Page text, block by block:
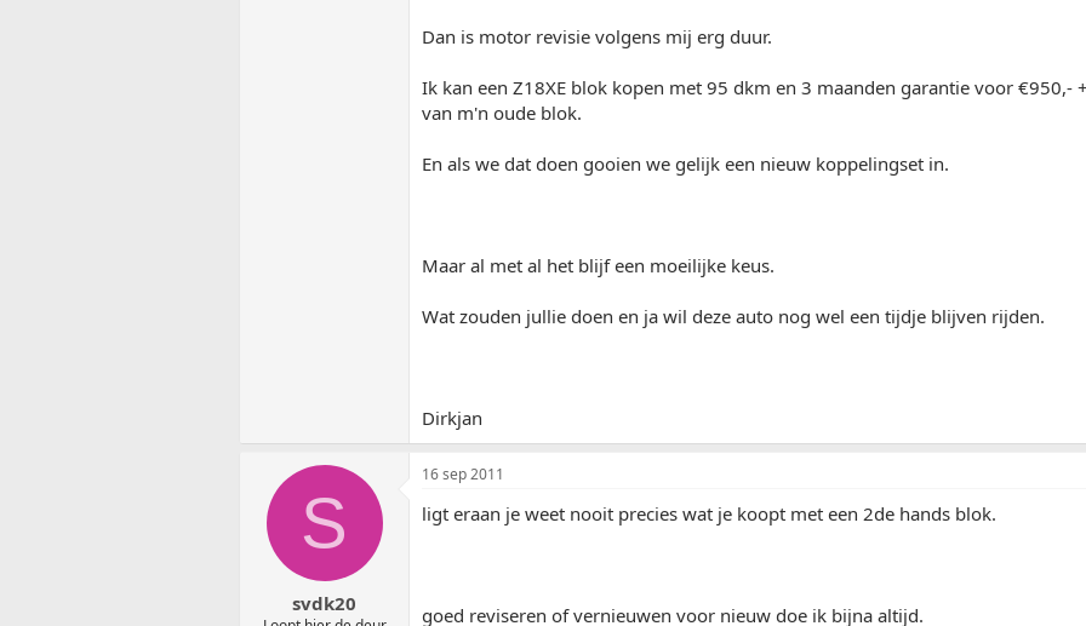
Dan is motor revisie volgens mij erg duur.
Ik kan een Z18XE blok kopen met 95 dkm en 3 maanden garantie voor €950,-
van m'n oude blok.
En als we dat doen gooien we gelijk een nieuw koppelingset in.
Maar al met al het blijf een moeilijke keus.
Wat zouden jullie doen en ja wil deze auto nog wel een tijdje blijven rijden.
Dirkjan
S
svdk20
16 sep 2011
ligt eraan je weet nooit precies wat je koopt met een 2de hands blok.
goed reviseren of vernieuwen voor nieuw doe ik bijna altijd.